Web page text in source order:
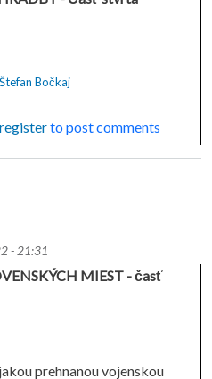
Štefan Bočkaj
registerto post comments
- 21:31
MIEST - časť
prehnanou vojenskou